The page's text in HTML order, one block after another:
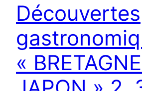
Découvertes
«